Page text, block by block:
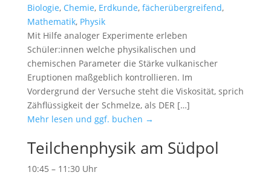
Biologie, Chemie, Erdkunde, fächerübergreifend,
Mathematik, Physik
Mit Hilfe analoger Experimente erleben
Schüler:innen welche physikalischen und
chemischen Parameter die Stärke vulkanischer
Eruptionen maßgeblich kontrollieren. Im
Vordergrund der Versuche steht die Viskosität, sprich
Zähflüssigkeit der Schmelze, als DER […]
Mehr lesen und ggf. buchen →
Teilchenphysik am Südpol
10:45 – 11:30 Uhr